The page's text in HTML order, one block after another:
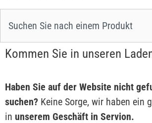
Kommen Sie in unseren
Haben Sie auf der Website nicht
suchen? Keine Sorge, wir haben ein
in unserem Geschäft in Servion.